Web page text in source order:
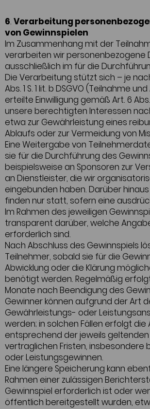
6. Verarbeitung
von Gewinnspielen
Im Zusammenhang mit der
verarbeiten wir personenbezogene
ausschließlich im für die
Die Verarbeitung stützt sich – je
Abs. 1 S. 1 lit. b DSGVO (Teilnahme
erteilte Einwilligung gemäß Art. 6 Abs.
unsere berechtigten Interessen nach
etwa zur Gewährleistung eines
Ablaufs oder zur Vermeidung von
Eine Weitergabe von
sie für die Durchführung des
beispielsweise an Sponsoren zur
an Dienstleister, die wir
eingebunden haben. Darüber
finden nur statt, sofern eine
Im Rahmen des jeweiligen
transparent darüber, welche
erforderlich sind.
Nach Abschluss des Gewinnspiels
Teilnehmer, sobald sie für die
Abwicklung oder die Klärung
benötigt werden. Regelmäßig
Monate nach Beendigung des
Gewinner können aufgrund der Art
Gewährleistungs- oder
werden; in solchen Fällen erfolgt
entsprechend der jeweils
vertraglichen Fristen, insbesondere
oder Leistungsgewinnen.
Eine längere Speicherung kann
Rahmen einer zulässigen
Gewinnspiel erforderlich ist oder
öffentlich bereitgestellt wurden,